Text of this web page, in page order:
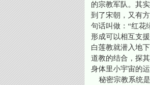
的宗教军队。其
到了宋朝，又有
句话叫做：“红花
形成可以相互支
白莲教就潜入地
道教的结合，探
身体里小宇宙的运
秘密宗教系统是